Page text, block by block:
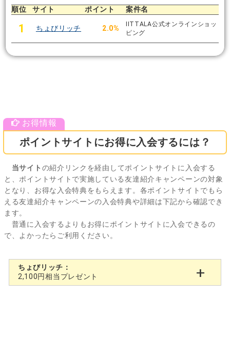
順位 サイト ポイント 案件名
1 ちょびリッチ 2.0%
IITTALA公式オンラインショッ
ピング
ポイントサイトにお得に入会するには？
当サイト の紹介リンクを経由してポイントサイトに入会する
と、ポイントサイトで実施している友達紹介キャンペーンの対象
となり、お得な入会特典をもらえます。各ポイントサイトでもら
える友達紹介キャンペーンの入会特典や詳細は下記から確認でき
ます。
普通に入会するよりもお得にポイントサイトに入会できるの
で、よかったらご利用ください。
ちょびリッチ：
2,100円相当プレゼント